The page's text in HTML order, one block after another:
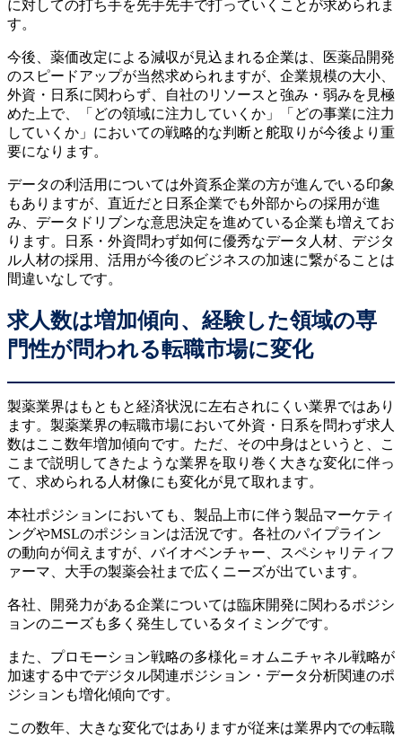
に対しての打ち手を先手先手で打っていくことが求められま
す。
今後、薬価改定による減収が見込まれる企業は、医薬品開発
のスピードアップが当然求められますが、企業規模の大小、
外資・日系に関わらず、自社のリソースと強み・弱みを見極
めた上で、「どの領域に注力していくか」「どの事業に注力
していくか」においての戦略的な判断と舵取りが今後より重
要になります。
データの利活用については外資系企業の方が進んでいる印象
もありますが、直近だと日系企業でも外部からの採用が進
み、データドリブンな意思決定を進めている企業も増えてお
ります。日系・外資問わず如何に優秀なデータ人材、デジタ
ル人材の採用、活用が今後のビジネスの加速に繋がることは
間違いなしです。
求人数は増加傾向、経験した領域の専
門性が問われる転職市場に変化
製薬業界はもともと経済状況に左右されにくい業界ではあり
ます。製薬業界の転職市場において外資・日系を問わず求人
数はここ数年増加傾向です。ただ、その中身はというと、こ
こまで説明してきたような業界を取り巻く大きな変化に伴っ
て、求められる人材像にも変化が見て取れます。
本社ポジションにおいても、製品上市に伴う製品マーケティ
ングやMSLのポジションは活況です。各社のパイプライン
の動向が伺えますが、バイオベンチャー、スペシャリティフ
ァーマ、大手の製薬会社まで広くニーズが出ています。
各社、開発力がある企業については臨床開発に関わるポジシ
ョンのニーズも多く発生しているタイミングです。
また、プロモーション戦略の多様化＝オムニチャネル戦略が
加速する中でデジタル関連ポジション・データ分析関連のポ
ジションも増化傾向です。
この数年、大きな変化ではありますが従来は業界内での転職